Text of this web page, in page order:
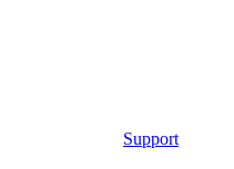
Support